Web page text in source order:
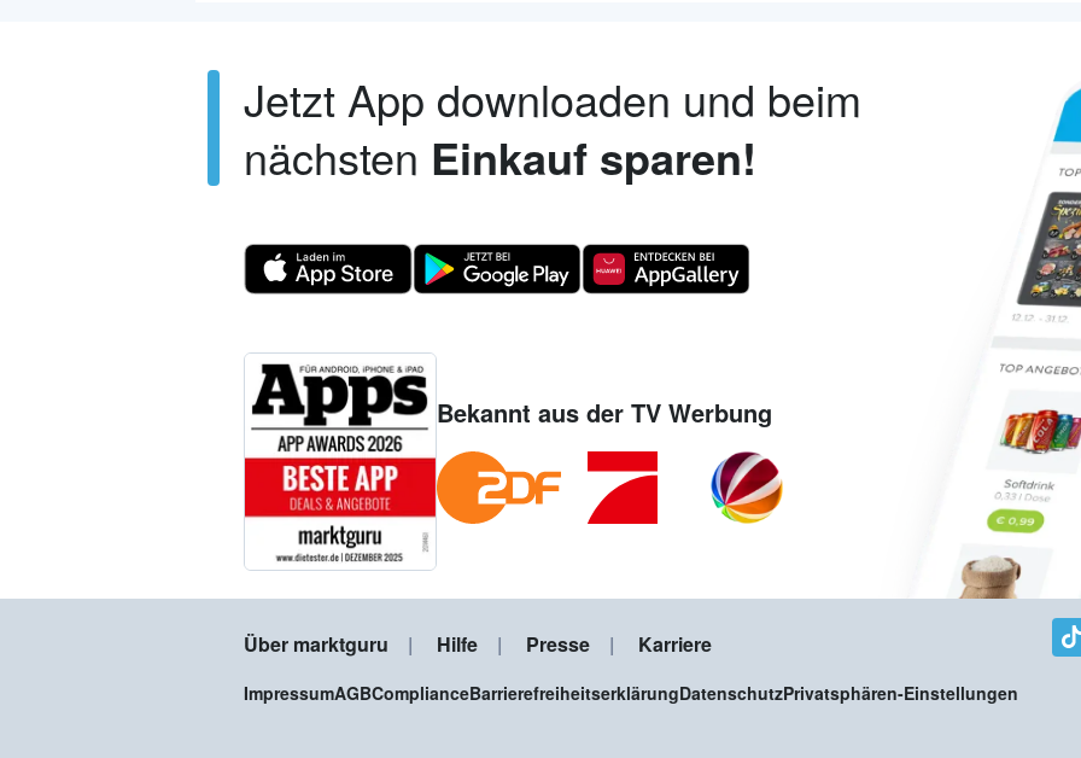
Jetzt App downloaden und beim
nächsten Einkauf sparen!
Bekannt aus der TV Werbung
Über marktguru Hilfe Presse Karriere
ImpressumAGBComplianceBarrierefreiheitserklärungDatenschutzPrivatsphären-Einstellungen